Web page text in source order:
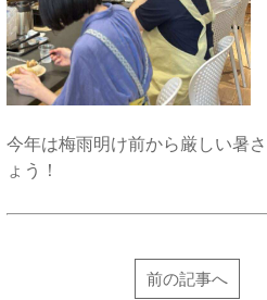
今年は梅雨明け前から厳しい暑
ょう！
前の記事へ